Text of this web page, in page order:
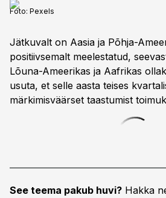
Foto: Pexels
Jätkuvalt on Aasia ja Põhja-
positiivsemalt meelestatud,
Lõuna-Ameerikas ja Aafrikas
usuta, et selle aasta teises
märkimisväärset taastumist
See teema pakub huvi? Hakka